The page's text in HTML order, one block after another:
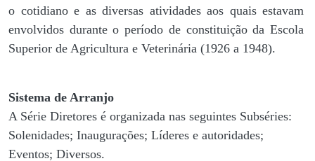
o cotidiano e as diversas atividades aos quais estavam
envolvidos durante o período de constituição da Escola
Superior de Agricultura e Veterinária (1926 a 1948).
Sistema de Arranjo
A Série Diretores é organizada nas seguintes Subséries:
Solenidades; Inaugurações; Líderes e autoridades;
Eventos; Diversos.